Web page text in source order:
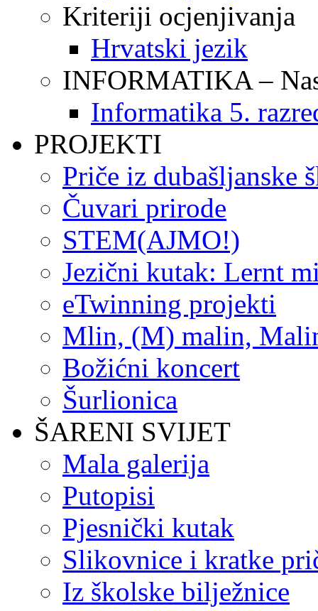
Kriteriji ocjenjivanja
Hrvatski jezik
INFORMATIKA –
Informatika 5.
PROJEKTI
Priče iz dubašljanske
Čuvari prirode
STEM(AJMO!)
Jezični kutak: Lernt
eTwinning projekti
Mlin, (M) malin,
Božićni koncert
Šurlionica
ŠARENI SVIJET
Mala galerija
Putopisi
Pjesnički kutak
Slikovnice i kratke
Iz školske bilježnice